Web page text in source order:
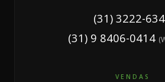
(31) 3222-
(31) 9 8406-0414
VENDAS